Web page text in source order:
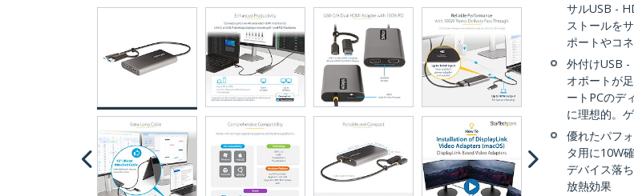
サルUSB -
ストールを
ポートやコ
外付けUSB
オポートが
ートPCのデ
に理想的。
優れたパフ
タ用に10W
デバイス落
放熱効果